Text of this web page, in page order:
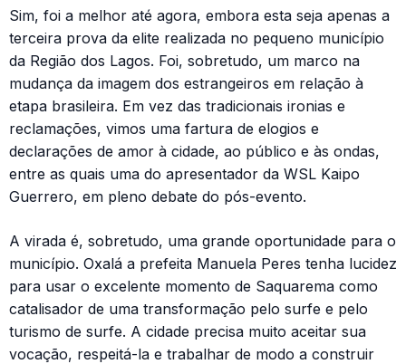
Sim, foi a melhor até agora, embora esta seja apenas a
terceira prova da elite realizada no pequeno município
da Região dos Lagos. Foi, sobretudo, um marco na
mudança da imagem dos estrangeiros em relação à
etapa brasileira. Em vez das tradicionais ironias e
reclamações, vimos uma fartura de elogios e
declarações de amor à cidade, ao público e às ondas,
entre as quais uma do apresentador da WSL Kaipo
Guerrero, em pleno debate do pós-evento.
A virada é, sobretudo, uma grande oportunidade para o
município. Oxalá a prefeita Manuela Peres tenha lucidez
para usar o excelente momento de Saquarema como
catalisador de uma transformação pelo surfe e pelo
turismo de surfe. A cidade precisa muito aceitar sua
vocação, respeitá-la e trabalhar de modo a construir